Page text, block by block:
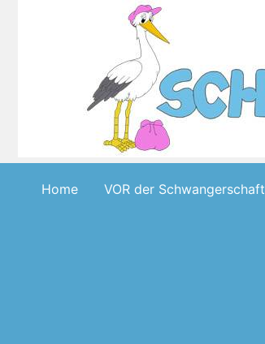
Home VOR der Schwangerschaft